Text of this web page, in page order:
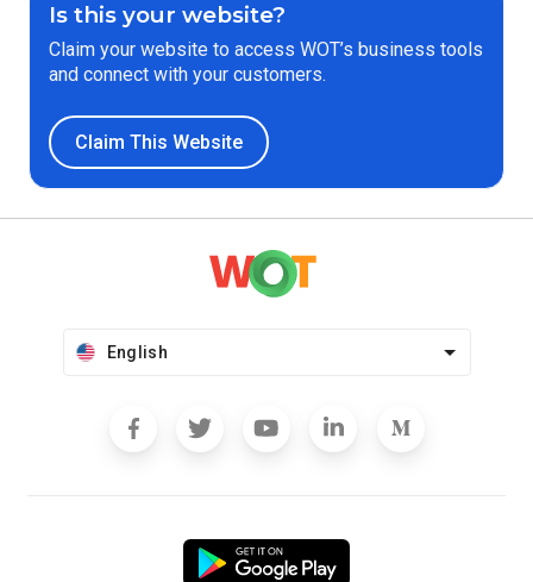
Is this your website?
Claim your website to access WOT’s business tools
and connect with your customers.
Claim This Website
English